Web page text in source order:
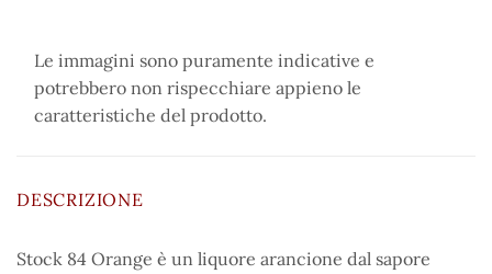
Le immagini sono puramente indicative e
potrebbero non rispecchiare appieno le
caratteristiche del prodotto.
DESCRIZIONE
Stock 84 Orange è un liquore arancione dal sapore